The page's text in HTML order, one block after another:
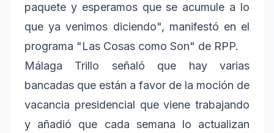
paquete y esperamos que se acumule a lo
que ya venimos diciendo", manifestó en el
programa "Las Cosas como Son" de RPP.
Málaga Trillo señaló que hay varias
bancadas que están a favor de la moción de
vacancia presidencial que viene trabajando
y añadió que cada semana lo actualizan